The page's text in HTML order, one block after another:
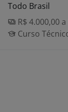
Todo Brasil
R$ 4.000,00
Curso